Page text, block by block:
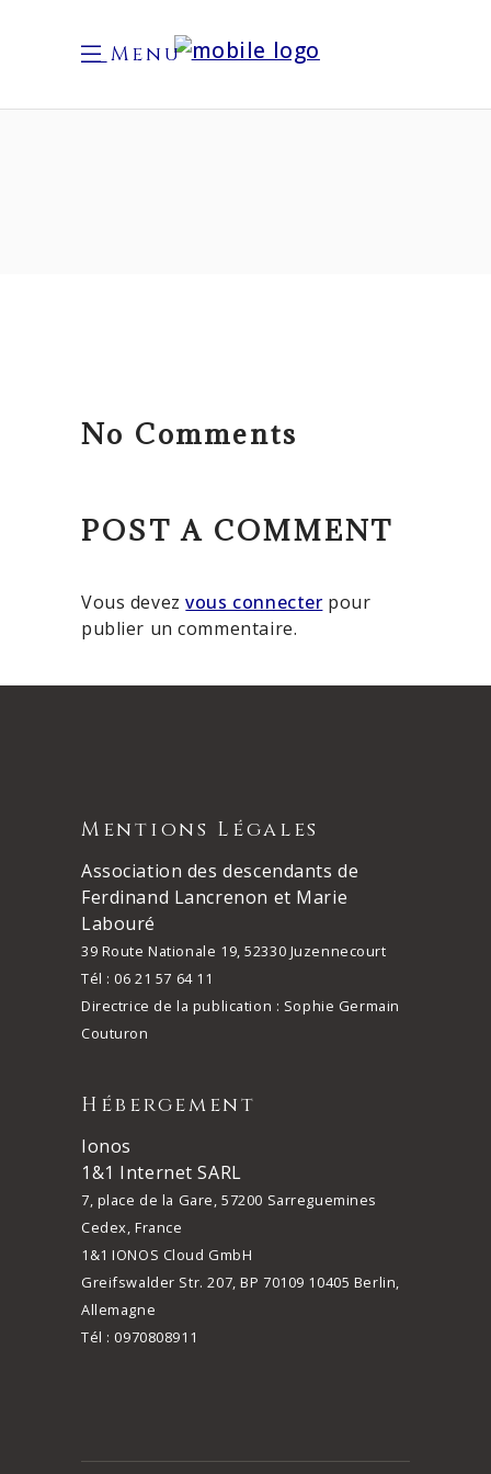
Menu
No Comments
POST A COMMENT
Vous devezvous connecter pour
publier un commentaire.
Mentions Légales
Association des descendants de
Ferdinand Lancrenon et Marie
Labouré
39 Route Nationale 19, 52330 Juzennecourt
Tél : 06 21 57 64 11
Directrice de la publication : Sophie Germain
Couturon
Hébergement
Ionos
1&1 Internet SARL
7, place de la Gare, 57200 Sarreguemines
Cedex, France
1&1 IONOS Cloud GmbH
Greifswalder Str. 207, BP 70109 10405 Berlin,
Allemagne
Tél : 0970808911